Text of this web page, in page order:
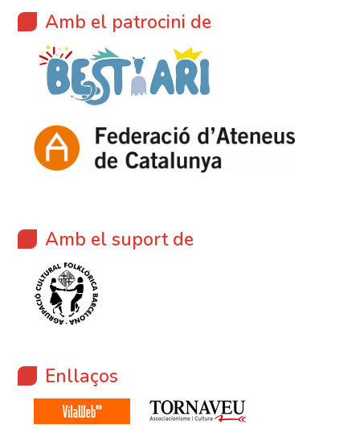
Amb el patrocini de
Amb el suport de
Enllaços